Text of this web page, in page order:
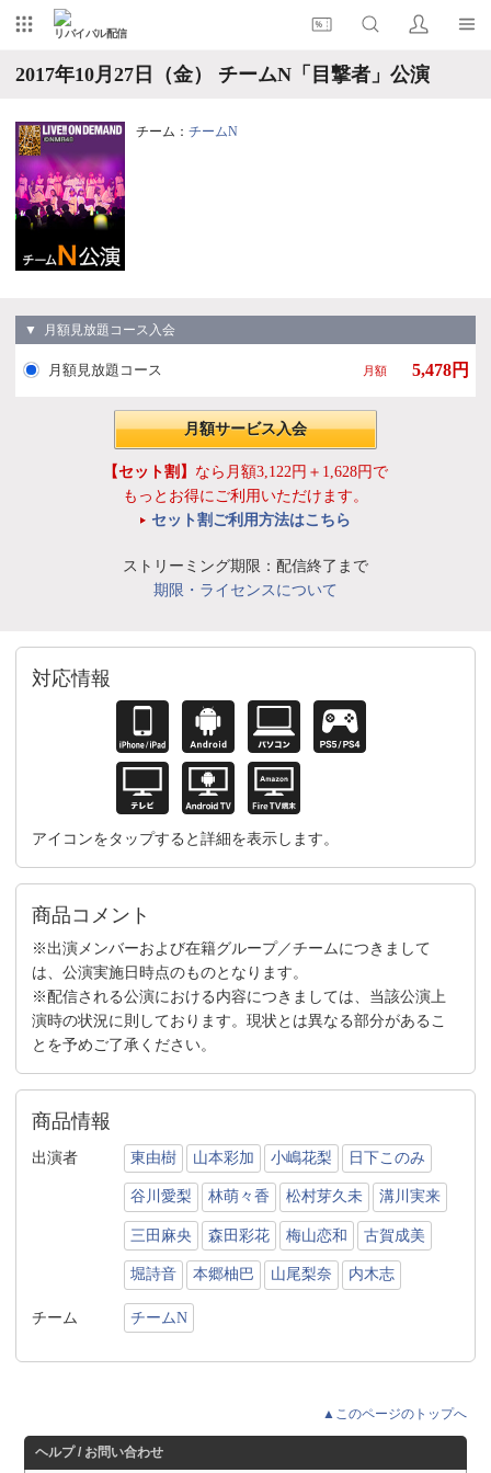
リバイバル配信
2017年10月27日（金） チームN「目撃者」公演
チーム： チームN
▼ 月額見放題コース入会
月額見放題コース 月額 5,478円
月額サービス入会
【セット割】 なら月額3,122円＋1,628円で
もっとお得にご利用いただけます。
セット割ご利用方法はこちら
ストリーミング期限：配信終了まで
期限・ライセンスについて
対応情報
アイコンをタップすると詳細を表示します。
商品コメント
※出演メンバーおよび在籍グループ／チームにつきまして
は、公演実施日時点のものとなります。
※配信される公演における内容につきましては、当該公演上
演時の状況に則しております。現状とは異なる部分があるこ
とを予めご了承ください。
商品情報
出演者 東由樹 山本彩加 小嶋花梨 日下このみ
谷川愛梨 林萌々香 松村芽久未 溝川実来
三田麻央 森田彩花 梅山恋和 古賀成美
堀詩音 本郷柚巴 山尾梨奈 内木志
チーム チームN
▲このページのトップへ
ヘルプ / お問い合わせ